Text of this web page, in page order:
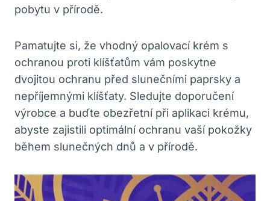
pobytu v přírodě.
Pamatujte si, že vhodný opalovací krém s
ochranou proti klíšťatům vám poskytne
dvojitou ochranu před slunečními paprsky a
nepříjemnými klíšťaty. Sledujte doporučení
výrobce a buďte obezřetní při aplikaci krému,
abyste zajistili optimální ochranu vaší pokožky
během slunečných dnů a v přírodě.